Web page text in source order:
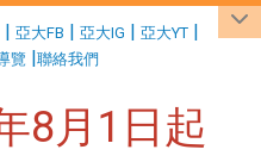
| 亞大FB | 亞大IG | 亞大YT |
覽 |聯絡我們
8月1日起